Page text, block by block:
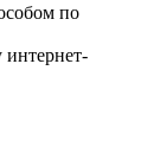
по
интернет-